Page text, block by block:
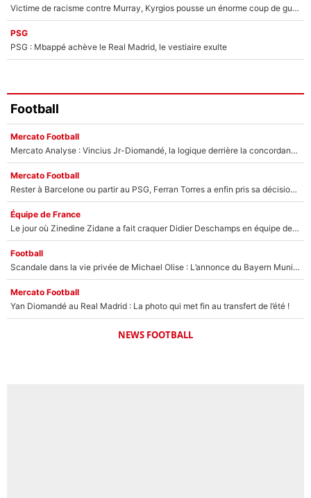
Victime de racisme contre Murray, Kyrgios pousse un énorme coup de gueule !
PSG
PSG : Mbappé achève le Real Madrid, le vestiaire exulte
Football
Mercato Football
Mercato Analyse : Vincius Jr-Diomandé, la logique derrière la concordance des temps
Mercato Football
Rester à Barcelone ou partir au PSG, Ferran Torres a enfin pris sa décision : La course contre la montre est lancée !
Équipe de France
Le jour où Zinedine Zidane a fait craquer Didier Deschamps en équipe de France : «Je m’en suis voulu», l’ancien sélectionneur a regretté son geste !
Football
Scandale dans la vie privée de Michael Olise : L’annonce du Bayern Munich sur son enfant caché
Mercato Football
Yan Diomandé au Real Madrid : La photo qui met fin au transfert de l’été !
NEWS FOOTBALL